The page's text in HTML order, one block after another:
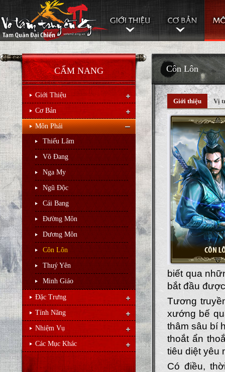
CẨM NANG
Giới Thiệu
Cơ Bản
Môn Phái
Thiếu Lâm
Võ Đang
Nga My
Ngũ Độc
Cái Bang
Đường Môn
Dương Môn
Côn Lôn
Thuý Yên
Minh Giáo
Đặc Trưng
Tính Năng
Nhiệm Vụ
Các Mục Khác
Côn Lôn
Giới thiệu Vị
biết qua
bắt đầu
Tương
xướng bế
thâm sâu bí
thoắt ẩn
tiêu diệt yêu
Có điều,